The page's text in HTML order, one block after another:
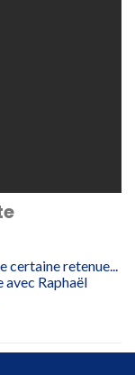
retenue...
Raphaël